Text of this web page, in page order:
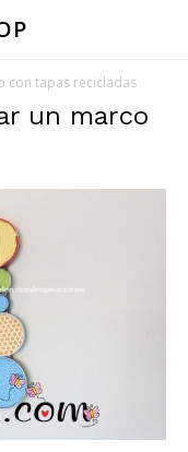
con tapas recicladas
un marco